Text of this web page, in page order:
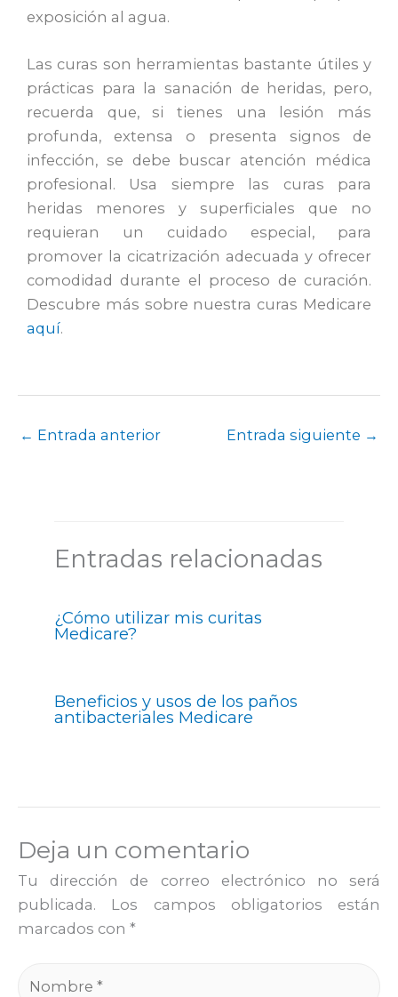
exposición al agua.
Las curas son herramientas bastante útiles y
prácticas para la sanación de heridas, pero,
recuerda que, si tienes una lesión más
profunda, extensa o presenta signos de
infección, se debe buscar atención médica
profesional. Usa siempre las curas para
heridas menores y superficiales que no
requieran un cuidado especial, para
promover la cicatrización adecuada y ofrecer
comodidad durante el proceso de curación.
Descubre más sobre nuestra curas Medicare
aquí.
← Entrada anterior Entrada siguiente →
Entradas relacionadas
¿Cómo utilizar mis curitas
Medicare?
Beneficios y usos de los paños
antibacteriales Medicare
Deja un comentario
Tu dirección de correo electrónico no será
publicada.
Los campos obligatorios están
marcados con *